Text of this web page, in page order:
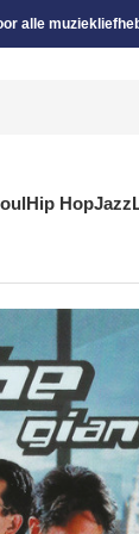
alle
Hip HopJazz